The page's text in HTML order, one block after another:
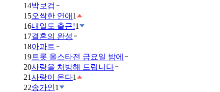
14박보검
15오싹한 연애 1
16내일도 출근!1
17결혼의 완성
18아파트
19트롯 올스타전 금요일 밤에
20사랑을 처방해 드립니다
21사랑이 온다1
22송가인1